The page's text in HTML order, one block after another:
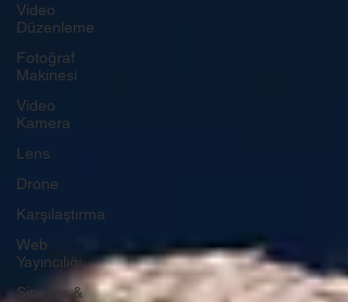
Video
Düzenleme
Fotoğraf
Makinesi
Video
Kamera
Lens
Drone
Karşılaştırma
Web
Yayıncılığı
Sinema &